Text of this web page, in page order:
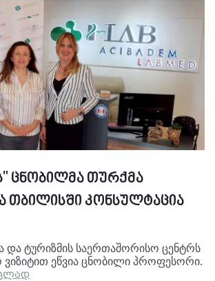
ცნობილმა თურქმა
კონსულტაცია
და ტურიზმის საერთაშორისო ცენტრს
ვიზიტით ეწვია ცნობილი პროფესორი.